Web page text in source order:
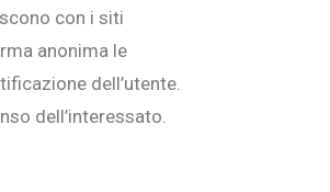
con i siti
anonima le
dell’utente.
dell’interessato.